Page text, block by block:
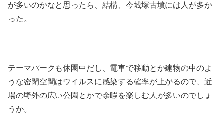
が多いのかなと思ったら、結構、今城塚古墳には人が多か
った。
テーマパークも休園中だし、電車で移動とか建物の中のよ
うな密閉空間はウイルスに感染する確率が上がるので、近
場の野外の広い公園とかで余暇を楽しむ人が多いのでしょ
うか。